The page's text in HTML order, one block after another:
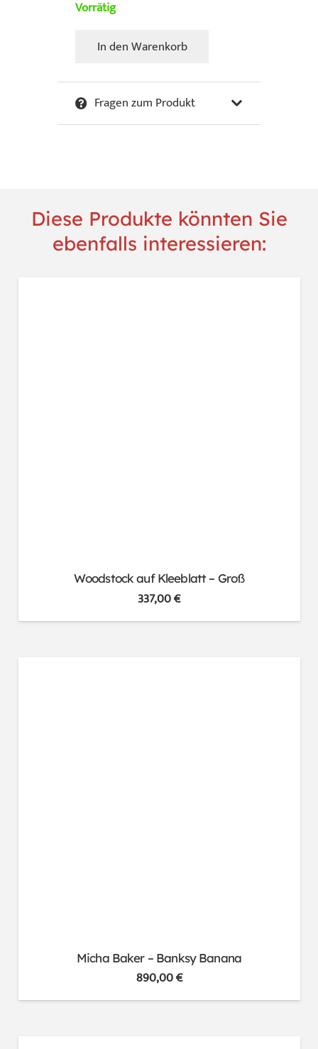
Vorrätig
Bartus,
-
Butterfly
In den Warenkorb
Fragen zum Produkt
Diese Produkte könnten Sie
ebenfalls interessieren:
Woodstock auf Kleeblatt – Groß
337,00€
Micha Baker – Banksy Banana
890,00€